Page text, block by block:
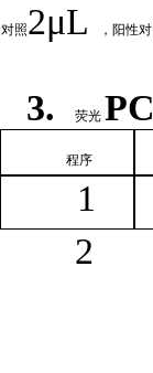
对照2μL ，阳性
3. 荧光
程序
1
2